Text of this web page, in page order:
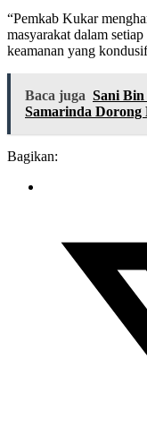
“Pemkab Kukar
masyarakat dalam
keamanan yang
Baca juga Sani
Samarinda
Bagikan: